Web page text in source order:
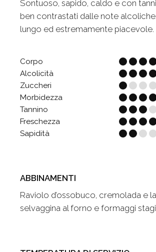
Sontuoso, sapido, caldo e con
ben contrastati dalle note
lungo ed estremamente piacevole.
Corpo
Alcolicità
Zuccheri
Morbidezza
Tannino
Freschezza
Sapidità
ABBINAMENTI
Raviolo d’ossobuco, cremolada e
selvaggina al forno e formaggi